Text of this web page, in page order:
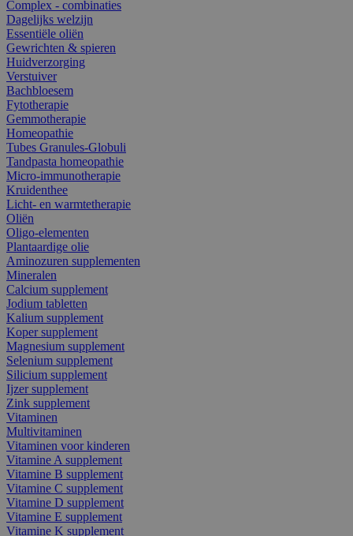
Complex - combinaties
Dagelijks welzijn
Essentiële oliën
Gewrichten & spieren
Huidverzorging
Verstuiver
Bachbloesem
Fytotherapie
Gemmotherapie
Homeopathie
Tubes Granules-Globuli
Tandpasta homeopathie
Micro-immunotherapie
Kruidenthee
Licht- en warmtetherapie
Oliën
Oligo-elementen
Plantaardige olie
Aminozuren supplementen
Mineralen
Calcium supplement
Jodium tabletten
Kalium supplement
Koper supplement
Magnesium supplement
Selenium supplement
Silicium supplement
Ijzer supplement
Zink supplement
Vitaminen
Multivitaminen
Vitaminen voor kinderen
Vitamine A supplement
Vitamine B supplement
Vitamine C supplement
Vitamine D supplement
Vitamine E supplement
Vitamine K supplement